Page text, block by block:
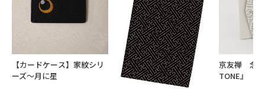
（写真9・11枚目参照）
■ご購入に際しての注意点
・手描友禅のため、水ぬれにご注意ください。
【カードケース】家紋シリ
ーズ～月に星
京友禅 念珠
TONE』